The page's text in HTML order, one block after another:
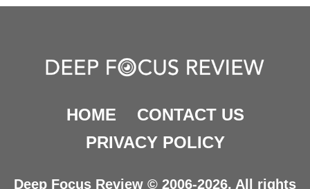
HOME
CONTACT US
PRIVACY POLICY
Deep Focus Review © 2006-2026. All rights